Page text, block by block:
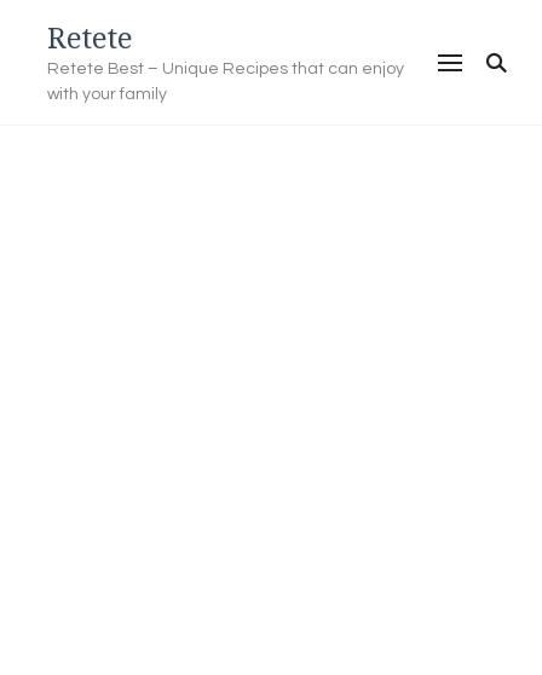
Retete
Retete Best – Unique Recipes that can enjoy
with your family